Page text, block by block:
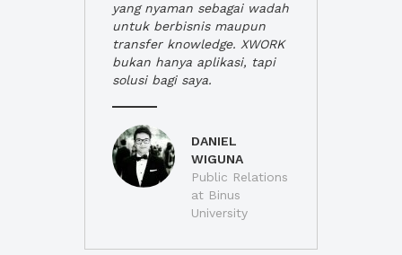
yang nyaman sebagai wadah
untuk berbisnis maupun
transfer knowledge. XWORK
bukan hanya aplikasi, tapi
solusi bagi saya.
DANIEL
WIGUNA
Public Relations
at Binus
University